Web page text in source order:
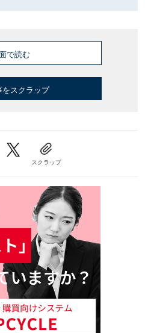
で読む
をスクラップ
スクラップ